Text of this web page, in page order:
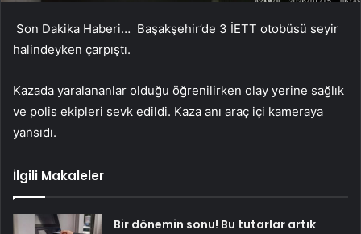
Son Dakika Haberi… Başakşehir’de 3 İETT otobüsü seyir
halindeyken çarpıştı.
Kazada yaralananlar olduğu öğrenilirken olay yerine sağlık
ve polis ekipleri sevk edildi. Kaza anı araç içi kameraya
yansıdı.
İlgili Makaleler
Bir dönemin sonu! Bu tutarlar artık